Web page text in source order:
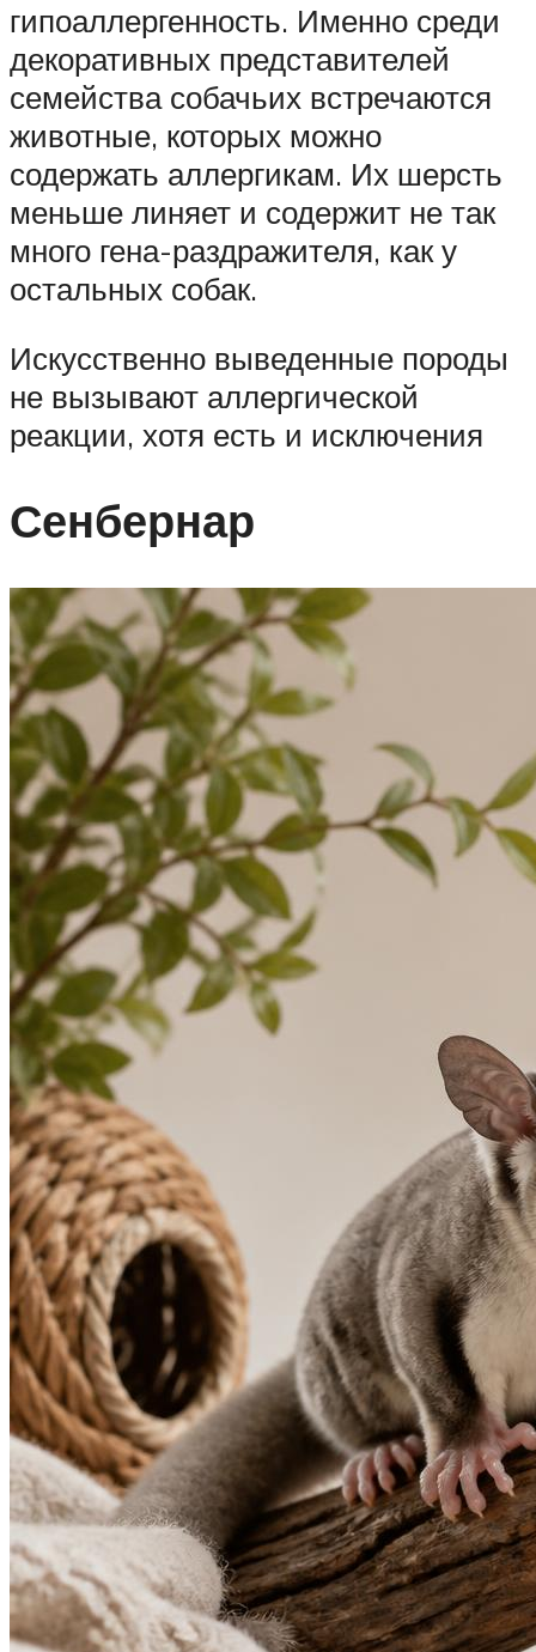
гипоаллергенность. Именно среди
декоративных представителей
семейства собачьих встречаются
животные, которых можно
содержать аллергикам. Их шерсть
меньше линяет и содержит не так
много гена-раздражителя, как у
остальных собак.
Искусственно выведенные породы
не вызывают аллергической
реакции, хотя есть и исключения
Сенбернар